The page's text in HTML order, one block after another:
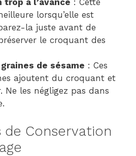
trop à l’avance : Cette
lorsqu’elle est
la juste avant de
le croquant des
de sésame : Ces
ajoutent du croquant et
Ne les négligez pas dans
Conservation